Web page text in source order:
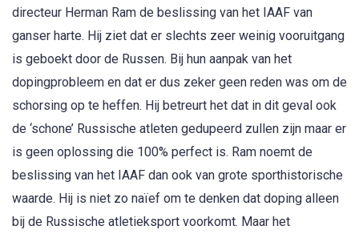
directeur Herman Ram de beslissing van het IAAF van
ganser harte. Hij ziet dat er slechts zeer weinig vooruitgang
is geboekt door de Russen. Bij hun aanpak van het
dopingprobleem en dat er dus zeker geen reden was om de
schorsing op te heffen. Hij betreurt het dat in dit geval ook
de ‘schone’ Russische atleten gedupeerd zullen zijn maar er
is geen oplossing die 100% perfect is. Ram noemt de
beslissing van het IAAF dan ook van grote sporthistorische
waarde. Hij is niet zo naïef om te denken dat doping alleen
bij de Russische atletieksport voorkomt. Maar het